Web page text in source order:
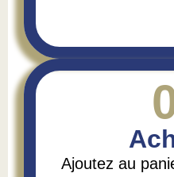
Ajoutez au